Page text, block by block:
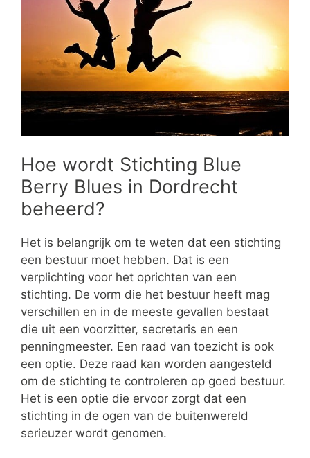
Hoe wordt Stichting Blue
Berry Blues in Dordrecht
beheerd?
Het is belangrijk om te weten dat een stichting
een bestuur moet hebben. Dat is een
verplichting voor het oprichten van een
stichting. De vorm die het bestuur heeft mag
verschillen en in de meeste gevallen bestaat
die uit een voorzitter, secretaris en een
penningmeester. Een raad van toezicht is ook
een optie. Deze raad kan worden aangesteld
om de stichting te controleren op goed bestuur.
Het is een optie die ervoor zorgt dat een
stichting in de ogen van de buitenwereld
serieuzer wordt genomen.